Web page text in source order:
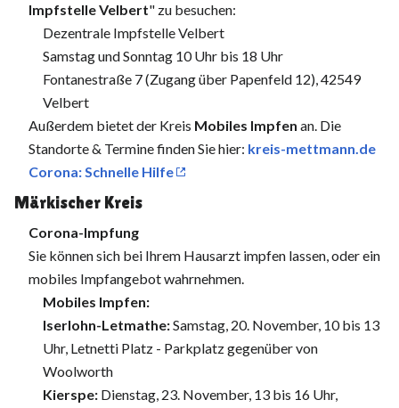
Impfstelle Velbert" zu besuchen:
Dezentrale Impfstelle Velbert
Samstag und Sonntag 10 Uhr bis 18 Uhr
Fontanestraße 7 (Zugang über Papenfeld 12), 42549
Velbert
Außerdem bietet der Kreis Mobiles Impfen an. Die
Standorte & Termine finden Sie hier: kreis-mettmann.de
Corona: Schnelle Hilfe
Märkischer Kreis
Corona-Impfung
Sie können sich bei Ihrem Hausarzt impfen lassen, oder ein
mobiles Impfangebot wahrnehmen.
Mobiles Impfen:
Iserlohn-Letmathe:Samstag, 20. November, 10 bis 13
Uhr, Letnetti Platz - Parkplatz gegenüber von
Woolworth
Kierspe: Dienstag, 23. November, 13 bis 16 Uhr,